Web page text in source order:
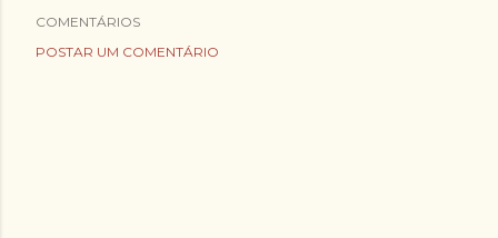
COMENTÁRIOS
POSTAR UM COMENTÁRIO